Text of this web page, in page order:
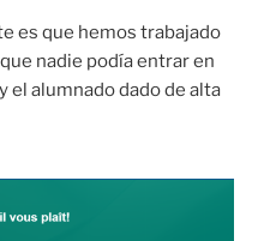
es que hemos trabajado
nadie podía entrar en
el alumnado dado de alta